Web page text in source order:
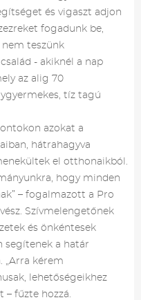
és vigaszt adjon
fogadunk be,
teszünk
- akiknél a nap
az alig 70
tíz tagú
azokat a
hátrahagyva
el otthonaikból.
hogy minden
– fogalmazott a Pro
Szívmelengetőnek
és önkéntesek
segítenek a határ
kérem
lehetőségeikhez
– fűzte hozzá.